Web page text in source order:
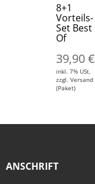
8+1
Vorteils-
Set Best
Of
39,90 €
inkl. 7% USt,
zzgl. Versand
(Paket)
ANSCHRIFT